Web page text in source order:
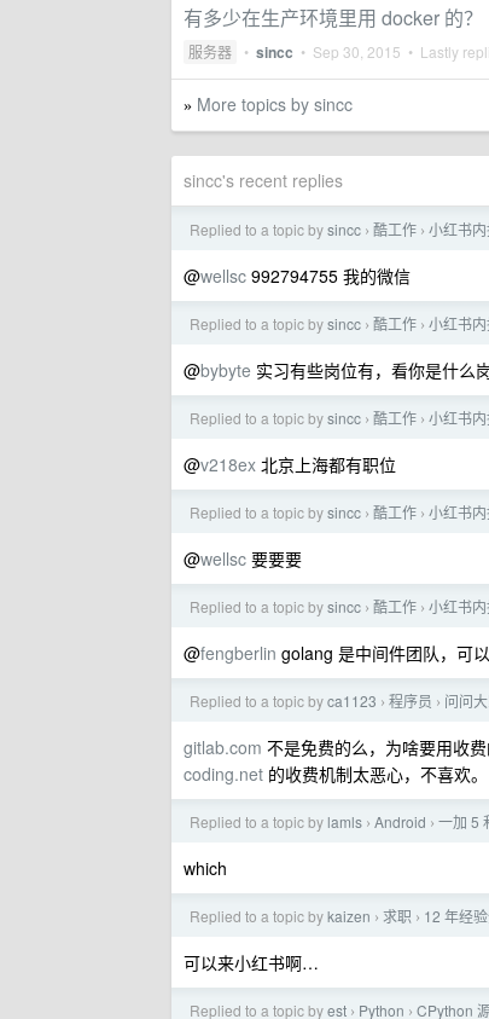
有多少在生产环境里用 docker 的？
服务器 • sincc • Sep 30, 2015 • Lastly
» More topics by sincc
sincc's recent replies
Replied to a topic bysincc › 酷工作 › 小红书内
@wellsc 992794755 我的微信
Replied to a topic bysincc › 酷工作 › 小红书内
@bybyte 实习有些岗位有，看你是什么
Replied to a topic bysincc › 酷工作 › 小红书内
@v218ex 北京上海都有职位
Replied to a topic bysincc › 酷工作 › 小红书内
@wellsc 要要要
Replied to a topic bysincc › 酷工作 › 小红书内
@fengberlin golang 是中间件团队，可
Replied to a topic byca1123 › 程序员 › 问问
gitlab.com 不是免费的么，为啥要用收
coding.net 的收费机制太恶心，不喜欢。
Replied to a topic by lamls › Android › 一加 5
which
Replied to a topic bykaizen › 求职 › 12 年经
可以来小红书啊…
Replied to a topic byest › Python › CPython